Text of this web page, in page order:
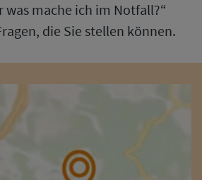
mache ich im Notfall?“
die Sie stellen können.